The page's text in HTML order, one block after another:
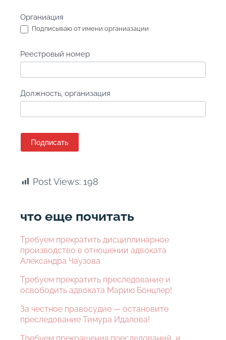
Органиация
Подписываю от имени органиазации
Реестровый номер
Должность, организация
Подписать
Post Views: 198
что еще почитать
Требуем прекратить дисциплинарное
производство в отношении адвоката
Александра Чаузова
Требуем прекратить преследование и
освободить адвоката Марию Бонцлер!
За честное правосудие — остановите
преследование Тимура Идалова!